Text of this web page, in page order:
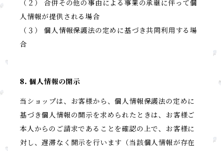
（２） 合併その他の事由による事業の承継に伴って個
人情報が提供される場合
（３） 個人情報保護法の定めに基づき共同利用する場
合
8. 個人情報の開示
当ショップは、お客様から、個人情報保護法の定めに
基づき個人情報の開示を求められたときは、お客様ご
本人からのご請求であることを確認の上で、お客様に
対し、遅滞なく開示を行います（当該個人情報が存在